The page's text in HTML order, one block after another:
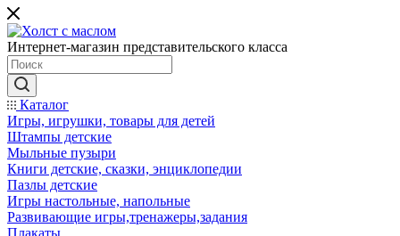
Интернет-магазин представительского класса
Каталог
Игры, игрушки, товары для детей
Штампы детские
Мыльные пузыри
Книги детские, сказки, энциклопедии
Пазлы детские
Игры настольные, напольные
Развивающие игры,тренажеры,задания
Плакаты